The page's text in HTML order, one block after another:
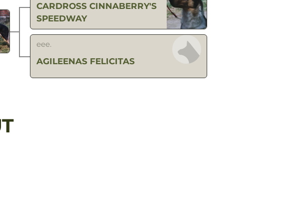
CARDROSS CINNABERRY'S
SPEEDWAY
eee.
AGILEENAS FELICITAS